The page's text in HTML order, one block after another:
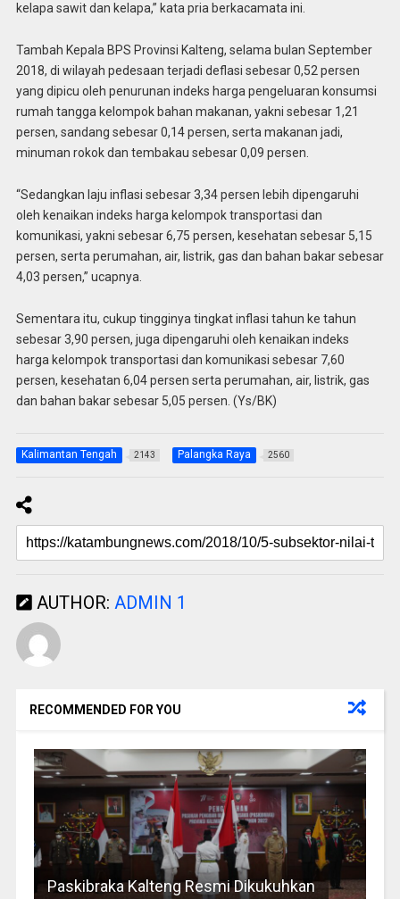
kelapa sawit dan kelapa,” kata pria berkacamata ini.
Tambah Kepala BPS Provinsi Kalteng, selama bulan September
2018, di wilayah pedesaan terjadi deflasi sebesar 0,52 persen
yang dipicu oleh penurunan indeks harga pengeluaran konsumsi
rumah tangga kelompok bahan makanan, yakni sebesar 1,21
persen, sandang sebesar 0,14 persen, serta makanan jadi,
minuman rokok dan tembakau sebesar 0,09 persen.
“Sedangkan laju inflasi sebesar 3,34 persen lebih dipengaruhi
oleh kenaikan indeks harga kelompok transportasi dan
komunikasi, yakni sebesar 6,75 persen, kesehatan sebesar 5,15
persen, serta perumahan, air, listrik, gas dan bahan bakar sebesar
4,03 persen,” ucapnya.
Sementara itu, cukup tingginya tingkat inflasi tahun ke tahun
sebesar 3,90 persen, juga dipengaruhi oleh kenaikan indeks
harga kelompok transportasi dan komunikasi sebesar 7,60
persen, kesehatan 6,04 persen serta perumahan, air, listrik, gas
dan bahan bakar sebesar 5,05 persen. (Ys/BK)
Kalimantan Tengah 2143 Palangka Raya 2560
AUTHOR: ADMIN 1
RECOMMENDED FOR YOU
Paskibraka Kalteng Resmi Dikukuhkan